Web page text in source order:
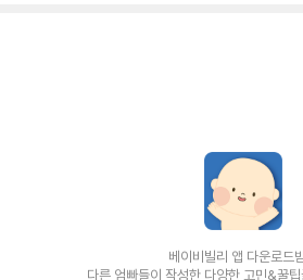
베이비빌리 앱 다운로드
다른 엄빠들이 작성한 다양한 고민&꿀